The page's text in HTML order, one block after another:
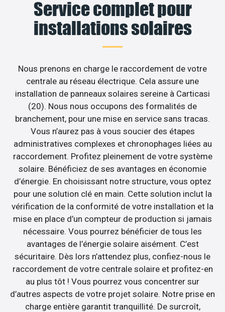
Service complet pour
installations solaires
Nous prenons en charge le raccordement de votre
centrale au réseau électrique. Cela assure une
installation de panneaux solaires sereine à Carticasi
(20). Nous nous occupons des formalités de
branchement, pour une mise en service sans tracas.
Vous n’aurez pas à vous soucier des étapes
administratives complexes et chronophages liées au
raccordement. Profitez pleinement de votre système
solaire. Bénéficiez de ses avantages en économie
d’énergie. En choisissant notre structure, vous optez
pour une solution clé en main. Cette solution inclut la
vérification de la conformité de votre installation et la
mise en place d’un compteur de production si jamais
nécessaire. Vous pourrez bénéficier de tous les
avantages de l’énergie solaire aisément. C’est
sécuritaire. Dès lors n’attendez plus, confiez-nous le
raccordement de votre centrale solaire et profitez-en
au plus tôt ! Vous pourrez vous concentrer sur
d’autres aspects de votre projet solaire. Notre prise en
charge entière garantit tranquillité. De surcroît,